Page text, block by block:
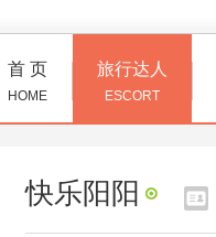
首 页
HOME
旅行达人
ESCORT
快乐阳阳